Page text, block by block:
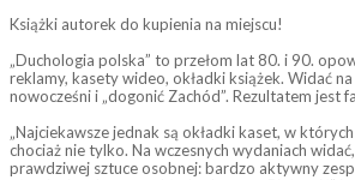
Książki autorek do kupienia na miejscu!
„Duchologia polska” to przełom lat 80. i 90.
reklamy, kasety wideo, okładki książek. Widać
nowocześni i „dogonić Zachód”. Rezultatem
„Najciekawsze jednak są okładki kaset, w
chociaż nie tylko. Na wczesnych wydaniach
prawdziwej sztuce osobnej: bardzo aktywny